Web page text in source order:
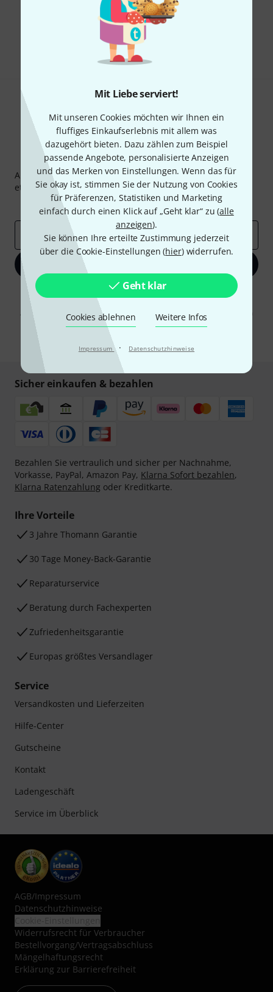
Mit Liebe serviert!
Mit unseren Cookies möchten wir Ihnen ein
fluffiges Einkaufserlebnis mit allem was
dazugehört bieten. Dazu zählen zum Beispiel
passende Angebote, personalisierte Anzeigen
und das Merken von Einstellungen. Wenn das für
Sie okay ist, stimmen Sie der Nutzung von Cookies
für Präferenzen, Statistiken und Marketing
einfach durch einen Klick auf „Geht klar“ zu (alle
anzeigen).
Sie können Ihre erteilte Zustimmung jederzeit
über die Cookie-Einstellungen (hier) widerrufen.
Geht klar
Cookies ablehnen Weitere Infos
Impressum · Datenschutzhinweise
Gefällt Ihnen, was Sie sehen?
Teilen Hilfe & Feedback
Thomann Newsletter
Abonniere den Thomann Newsletter und gewinne mit
etwas Glück einen von50 Gutscheinenüber jeweils50€
Inspirierende Beiträge
Deals Thomann Insights
E-Mail-Adresse*
Mit Klick auf „Jetzt anmelden“ stimmen Sie dem Erhalt von E-Mail-
Werbung und einer Messung des E-Mail-Nutzungsverhaltens zu. Die
Abmeldung ist jederzeit möglich. Weitere Informationen finden Sie in
unserenDatenschutzhinweisen .
Sicher einkaufen & bezahlen
Bezahlen Sie vertraulich und sicher per Nachnahme,
Vorkasse, PayPal, Amazon Pay, Klarna Sofort bezahlen,
Klarna Ratenzahlung oder Kreditkarte.
Ihre Vorteile
3 Jahre Thomann Garantie
30 Tage Money-Back-Garantie
Reparaturservice
Beratung durch Fachexperten
Zufriedenheitsgarantie
Europas größtes Versandlager
Service
Versandkosten und Lieferzeiten
Hilfe-Center
Gutscheine
Kontakt
Ladengeschäft
Service im Überblick
AGB/Impressum
Datenschutzhinweise
Widerrufsrecht für Verbraucher
Bestellvorgang/Vertragsabschluss
Mängelhaftungsrecht
Erklärung zur Barrierefreiheit